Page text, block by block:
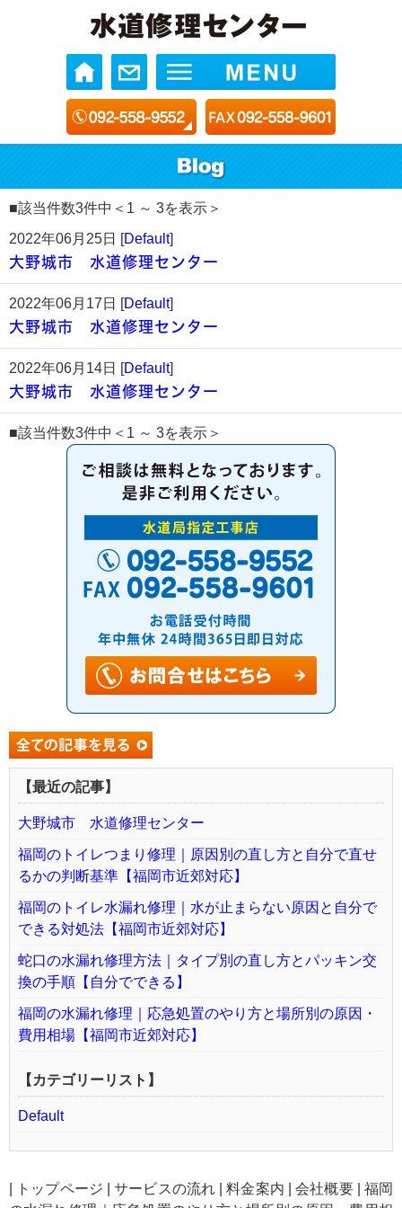
■該当件数3件中＜1 ～ 3を表示＞
2022年06月25日 [Default]
大野城市 水道修理センター
2022年06月17日 [Default]
大野城市 水道修理センター
2022年06月14日 [Default]
大野城市 水道修理センター
■該当件数3件中＜1 ～ 3を表示＞
【最近の記事】
大野城市 水道修理センター
福岡のトイレつまり修理｜原因別の直し方と自分で直せ
るかの判断基準【福岡市近郊対応】
福岡のトイレ水漏れ修理｜水が止まらない原因と自分で
できる対処法【福岡市近郊対応】
蛇口の水漏れ修理方法｜タイプ別の直し方とパッキン交
換の手順【自分でできる】
福岡の水漏れ修理｜応急処置のやり方と場所別の原因・
費用相場【福岡市近郊対応】
【カテゴリーリスト】
Default
トップページ |サービスの流れ |料金案内 |会社概要| 福岡